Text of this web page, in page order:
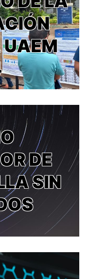
UAEM
DE
SIN